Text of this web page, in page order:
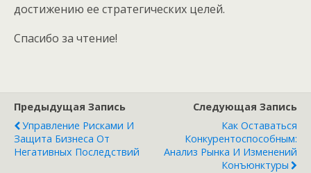
достижению ее стратегических целей.
Спасибо за чтение!
Предыдущая Запись
Управление Рисками И
Защита Бизнеса От
Негативных Последствий
Следующая Запись
Как Оставаться
Конкурентоспособным:
Анализ Рынка И Изменений
Конъюнктуры